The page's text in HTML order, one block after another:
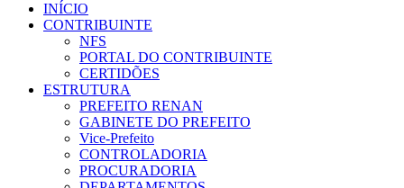
INÍCIO
CONTRIBUINTE
NFS
PORTAL DO CONTRIBUINTE
CERTIDÕES
ESTRUTURA
PREFEITO RENAN
GABINETE DO PREFEITO
Vice-Prefeito
CONTROLADORIA
PROCURADORIA